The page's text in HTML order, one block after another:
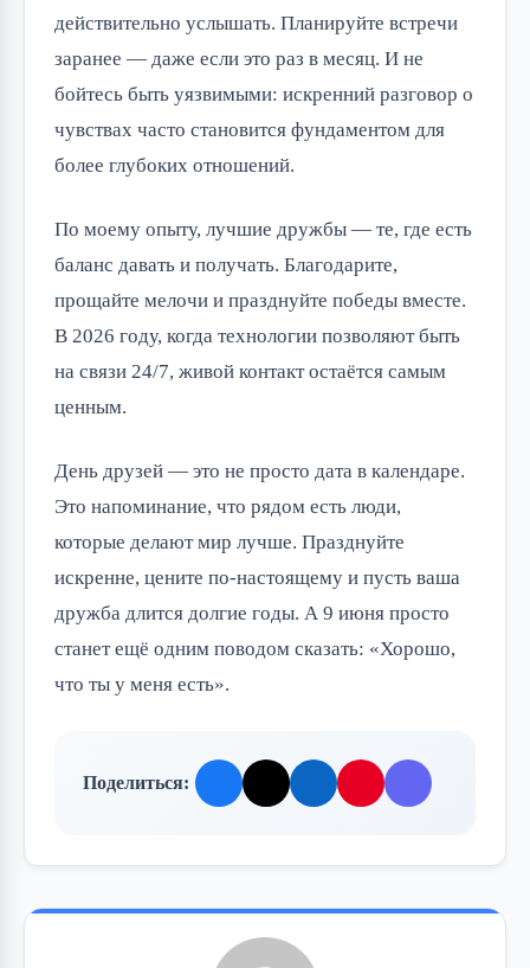
действительно услышать. Планируйте встречи
заранее — даже если это раз в месяц. И не
бойтесь быть уязвимыми: искренний разговор о
чувствах часто становится фундаментом для
более глубоких отношений.
По моему опыту, лучшие дружбы — те, где есть
баланс давать и получать. Благодарите,
прощайте мелочи и празднуйте победы вместе.
В 2026 году, когда технологии позволяют быть
на связи 24/7, живой контакт остаётся самым
ценным.
День друзей — это не просто дата в календаре.
Это напоминание, что рядом есть люди,
которые делают мир лучше. Празднуйте
искренне, цените по-настоящему и пусть ваша
дружба длится долгие годы. А 9 июня просто
станет ещё одним поводом сказать: «Хорошо,
что ты у меня есть».
Поделиться: